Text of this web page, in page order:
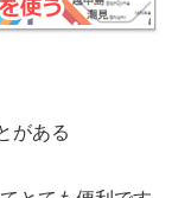
がある